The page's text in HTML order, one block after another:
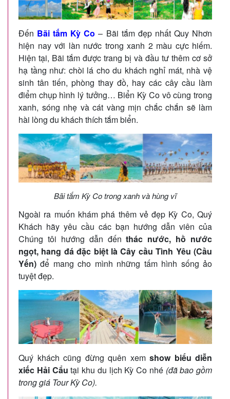
Đến Bãi tắm Kỳ Co – Bãi tắm đẹp nhất Quy Nhơn
hiện nay với làn nước trong xanh 2 màu cực hiếm.
Hiện tại, Bãi tắm được trang bị và đầu tư thêm cơ sở
hạ tầng như: chòi lá cho du khách nghỉ mát, nhà vệ
sinh tân tiến, phòng thay đồ, hay các cây cầu làm
điểm chụp hình lý tưởng… Biển Kỳ Co vô cùng trong
xanh, sóng nhẹ và cát vàng mịn chắc chắn sẽ làm
hài lòng du khách thích tắm biển.
Bãi tắm Kỳ Co trong xanh và hùng vĩ
Ngoài ra muốn khám phá thêm vẻ đẹp Kỳ Co, Quý
Khách hãy yêu cầu các bạn hướng dẫn viên của
Chúng tôi hướng dẫn đếnthác nước, hồ nước
ngọt, hang đá đặc biệt là Cây cầu Tình Yêu (Cầu
Yến)để mang cho mình những tấm hình sống ảo
tuyệt đẹp.
Quý khách cũng đừng quên xem show biểu diễn
xiếc Hải Cẩu tại khu du lịch Kỳ Co nhé (đã bao gồm
trong giá Tour Kỳ Co).